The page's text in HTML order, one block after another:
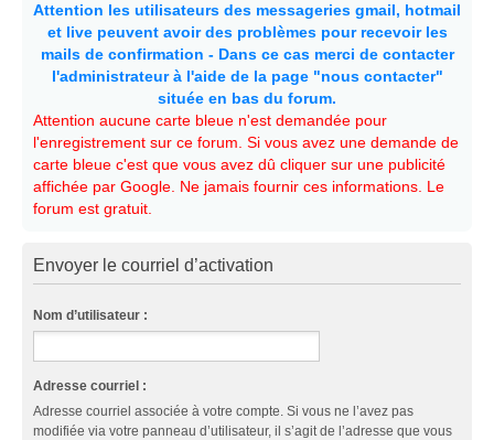
Attention les utilisateurs des messageries gmail, hotmail
et live peuvent avoir des problèmes pour recevoir les
mails de confirmation - Dans ce cas merci de contacter
l'administrateur à l'aide de la page "nous contacter"
située en bas du forum.
Attention aucune carte bleue n'est demandée pour
l'enregistrement sur ce forum. Si vous avez une demande de
carte bleue c'est que vous avez dû cliquer sur une publicité
affichée par Google. Ne jamais fournir ces informations. Le
forum est gratuit.
Envoyer le courriel d’activation
Nom d’utilisateur :
Adresse courriel :
Adresse courriel associée à votre compte. Si vous ne l’avez pas
modifiée via votre panneau d’utilisateur, il s’agit de l’adresse que vous